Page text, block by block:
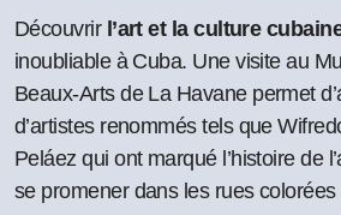
Découvrir l’art et la culture
inoubliable à Cuba. Une visite au
Beaux-Arts de La Havane permet
d’artistes renommés tels que
Peláez qui ont marqué l’histoire de
se promener dans les rues